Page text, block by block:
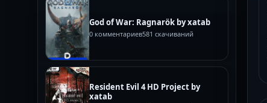
God of War: Ragnarök by xatab
0 комментариев581 скачиваний
Resident Evil 4 HD Project by
xatab